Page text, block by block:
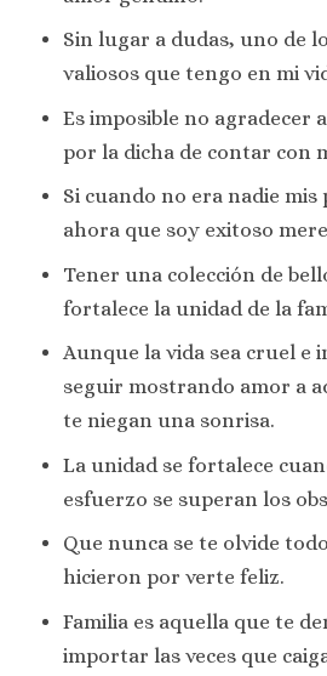
Sin lugar a dudas, uno de
valiosos que tengo en mi
Es imposible no agradecer
por la dicha de contar con
Si cuando no era nadie mis
ahora que soy exitoso
Tener una colección de
fortalece la unidad de la
Aunque la vida sea cruel e
seguir mostrando amor a
te niegan una sonrisa.
La unidad se fortalece
esfuerzo se superan los
Que nunca se te olvide
hicieron por verte feliz.
Familia es aquella que te
importar las veces que